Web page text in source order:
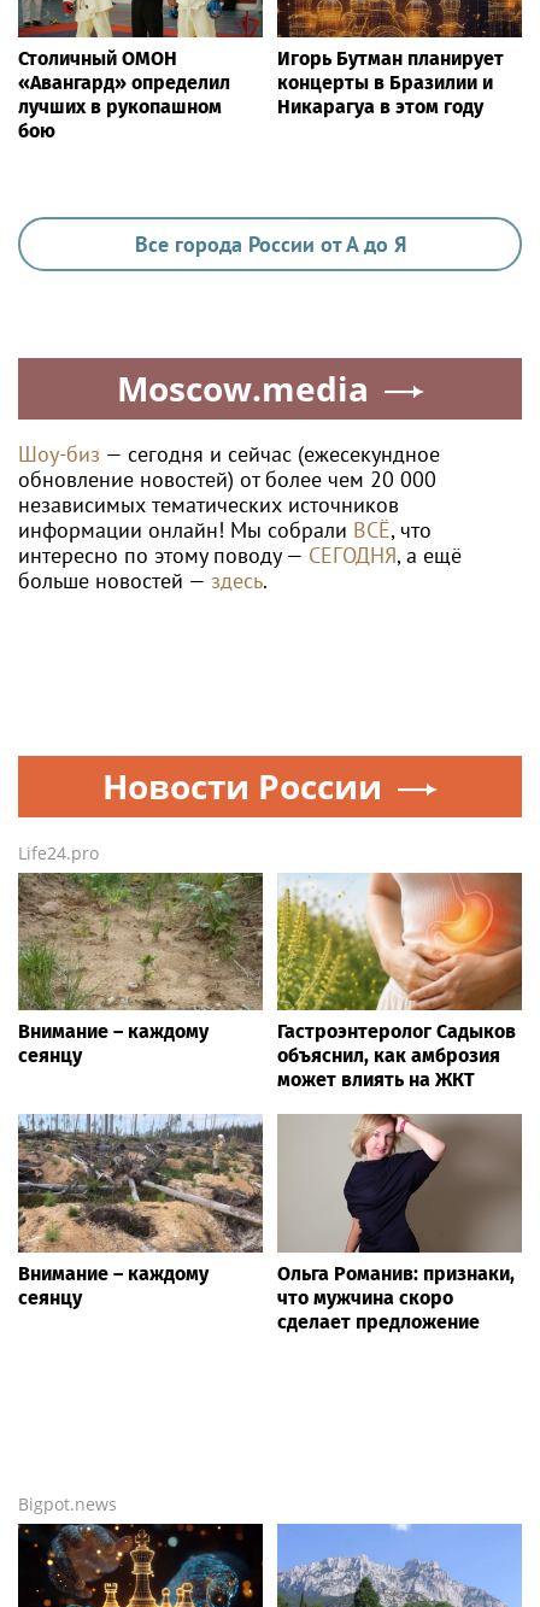
Столичный ОМОН
«Авангард» определил
лучших в рукопашном
бою
Игорь Бутман планирует
концерты в Бразилии и
Никарагуа в этом году
Все города России от А до Я
Moscow.media
Шоу-биз — сегодня и сейчас (ежесекундное
обновление новостей) от более чем 20 000
независимых тематических источников
информации онлайн! Мы собрали ВСЁ, что
интересно по этому поводу — СЕГОДНЯ, а ещё
больше новостей — здесь.
Новости России
Life24.pro
Внимание – каждому
сеянцу
Гастроэнтеролог Садыков
объяснил, как амброзия
может влиять на ЖКТ
Внимание – каждому
сеянцу
Ольга Романив: признаки,
что мужчина скоро
сделает предложение
Bigpot.news